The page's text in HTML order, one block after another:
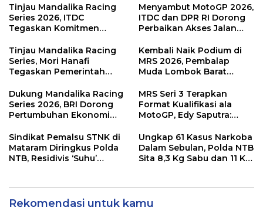
Sirkuit, Bukan Jalan Raya
Kemenangan
Tinjau Mandalika Racing
Series 2026, ITDC
Tegaskan Komitmen
Dampak Ekonomi
Kawasan
Menyambut MotoGP 2026,
ITDC dan DPR RI Dorong
Perbaikan Akses Jalan
di KEK Mandalika
Tinjau Mandalika Racing
Series, Mori Hanafi
Tegaskan Pemerintah
NTB
Kembali Naik Podium di
MRS 2026, Pembalap
Muda Lombok Barat
Menuju Tingkat Asia
Dukung Mandalika Racing
Series 2026, BRI Dorong
Pertumbuhan Ekonomi
MRS Seri 3 Terapkan
Format Kualifikasi ala
MotoGP, Edy Saputra:
dan Efektif
Sindikat Pemalsu STNK di
Mataram Diringkus Polda
NTB, Residivis ‘Suhu’
Ungkap 61 Kasus Narkoba
Dalam Sebulan, Polda NTB
Sita 8,3 Kg Sabu dan 11 Kg
Rekomendasi untuk kamu